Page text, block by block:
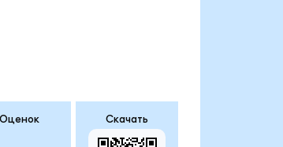
Оценок Скачать